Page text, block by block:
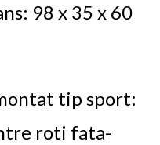
98 x 35 x 60
tip sport:
roti fata-